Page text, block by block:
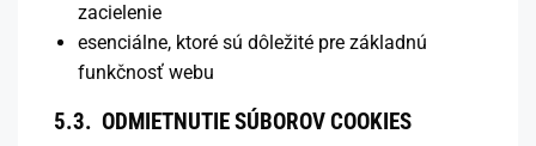
zacielenie
esenciálne, ktoré sú dôležité pre základnú
funkčnosť webu
5.3. ODMIETNUTIE SÚBOROV COOKIES